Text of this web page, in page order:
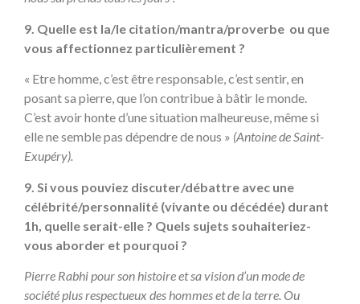
9. Quelle est la/le citation/mantra/proverbe ou que
vous affectionnez particulièrement ?
« Etre homme, c’est être responsable, c’est sentir, en
posant sa pierre, que l’on contribue à bâtir le monde.
C’est avoir honte d’une situation malheureuse, même si
elle ne semble pas dépendre de nous » (Antoine de Saint-
Exupéry).
9. Si vous pouviez discuter/débattre avec une
célébrité/personnalité (vivante ou décédée) durant
1h, quelle serait-elle ? Quels sujets souhaiteriez-
vous aborder et pourquoi ?
Pierre Rabhi pour son histoire et sa vision d’un mode de
société plus respectueux des hommes et de la terre. Ou